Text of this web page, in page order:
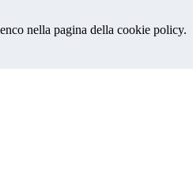
nella pagina della cookie policy.